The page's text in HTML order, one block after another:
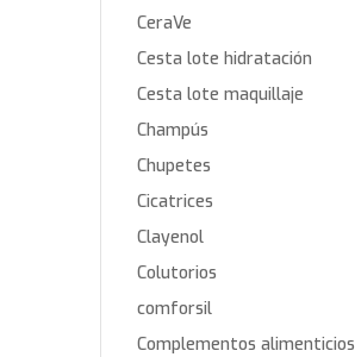
CeraVe
Cesta lote hidratación
Cesta lote maquillaje
Champús
Chupetes
Cicatrices
Clayenol
Colutorios
comforsil
Complementos alimenticios